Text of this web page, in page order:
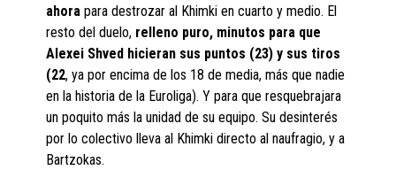
ahora para destrozar al Khimki en cuarto y medio. El
resto del duelo, relleno puro, minutos para que
Alexei Shved hicieran sus puntos (23) y sus tiros
(22, ya por encima de los 18 de media, más que nadie
en la historia de la Euroliga). Y para que resquebrajara
un poquito más la unidad de su equipo. Su desinterés
por lo colectivo lleva al Khimki directo al naufragio, y a
Bartzokas.